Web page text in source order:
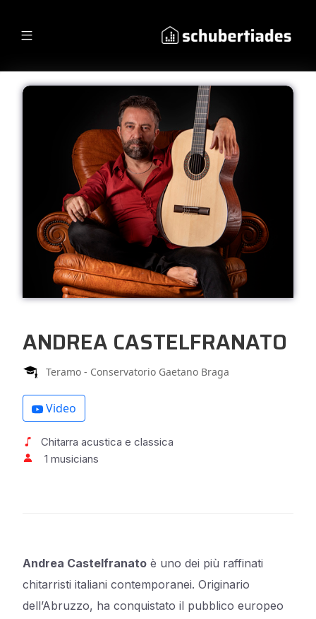
ANDREA CASTELFRANATO
Teramo - Conservatorio Gaetano Braga
Video
Chitarra acustica e classica
1 musicians
Andrea Castelfranato è uno dei più raffinati
chitarristi italiani contemporanei. Originario
dell’Abruzzo, ha conquistato il pubblico europeo